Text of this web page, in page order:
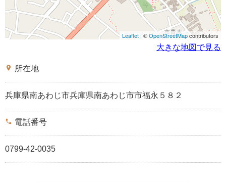
Leaflet | ©OpenStreetMapcontributors
大きな地図で見る
place 所在地
兵庫県南あわじ市兵庫県南あわじ市市福永５８２
phone 電話番号
0799-42-0035